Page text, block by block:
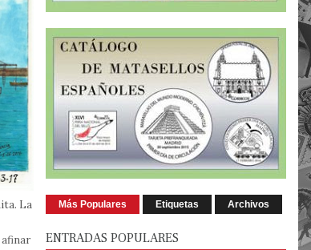
La
afinar
Más Populares Etiquetas Archivos
ENTRADAS POPULARES